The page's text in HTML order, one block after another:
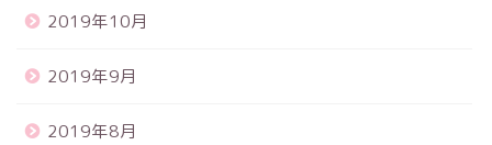
2019年10月
2019年9月
2019年8月